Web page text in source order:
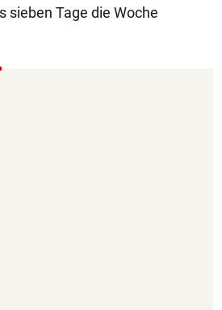
sieben Tage die Woche